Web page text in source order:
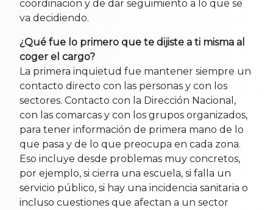
coordinación y de dar seguimiento a lo que se
va decidiendo.
¿Qué fue lo primero que te dijiste a ti misma al
coger el cargo?
La primera inquietud fue mantener siempre un
contacto directo con las personas y con los
sectores. Contacto con la Dirección Nacional,
con las comarcas y con los grupos organizados,
para tener información de primera mano de lo
que pasa y de lo que preocupa en cada zona.
Eso incluye desde problemas muy concretos,
por ejemplo, si cierra una escuela, si falla un
servicio público, si hay una incidencia sanitaria o
incluso cuestiones que afectan a un sector